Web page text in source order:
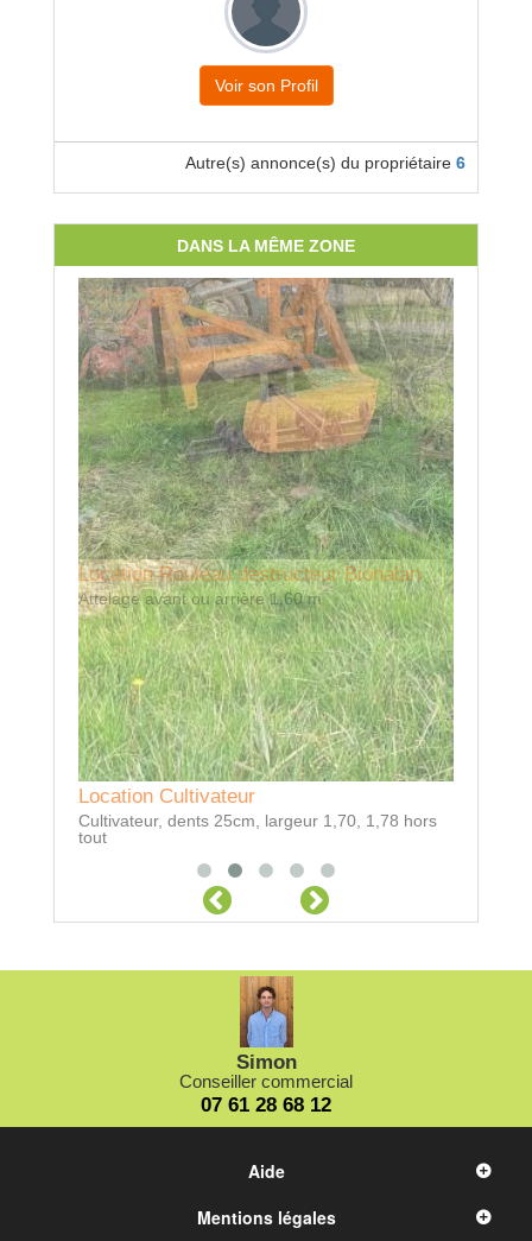
Voir son Profil
Autre(s) annonce(s) du propriétaire 6
DANS LA MÊME ZONE
Location Rouleau destructeur Bionalan
Attelage avant ou arrière 1,60 m
Location Cultivateur
Cultivateur, dents 25cm, largeur 1,70, 1,78 hors
tout
Simon
Conseiller commercial
07 61 28 68 12
Aide
Mentions légales